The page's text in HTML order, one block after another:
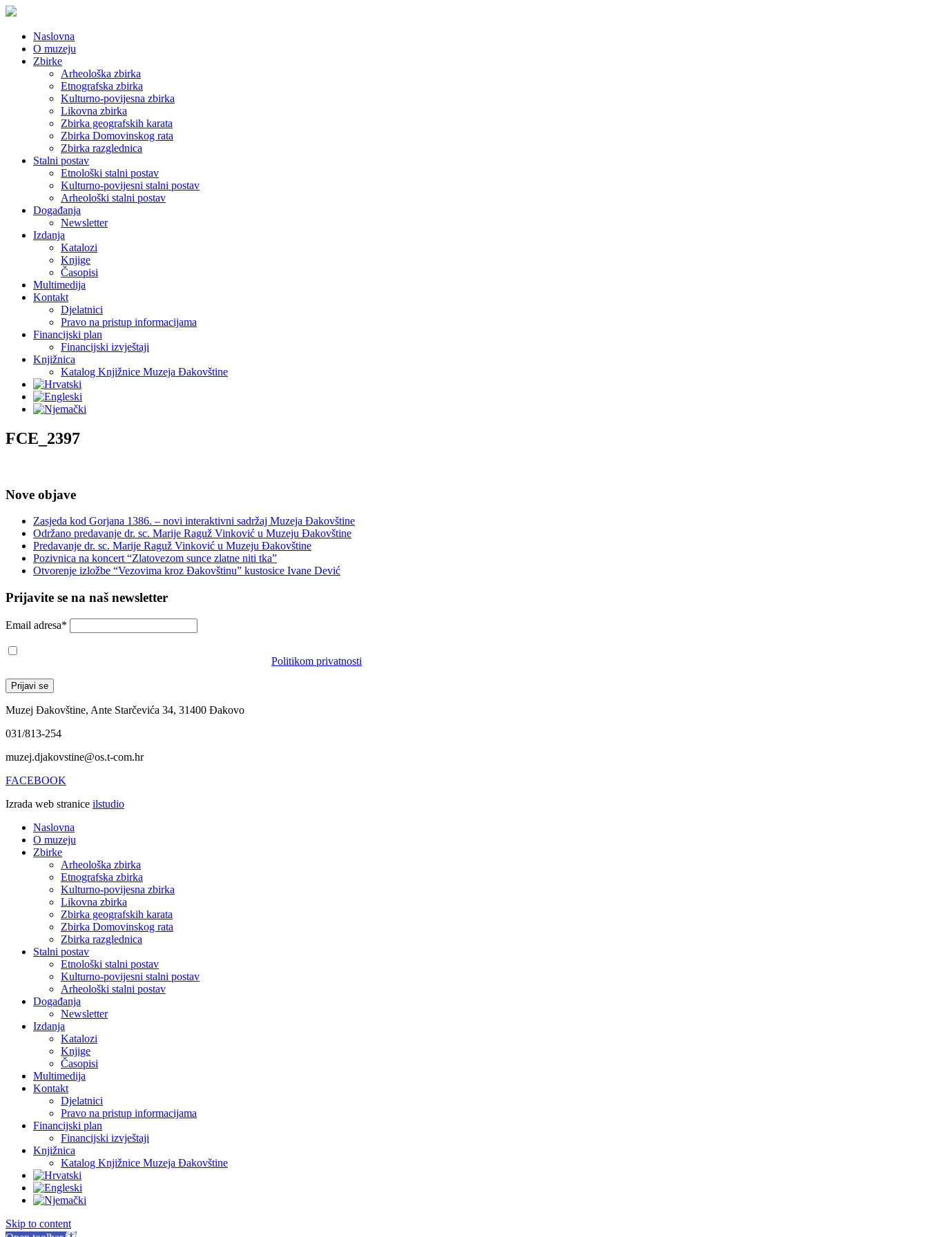
Naslovna
O muzeju
Zbirke
Arheološka zbirka
Etnografska zbirka
Kulturno-povijesna zbirka
Likovna zbirka
Zbirka geografskih karata
Zbirka Domovinskog rata
Zbirka razglednica
Stalni postav
Etnološki stalni postav
Kulturno-povijesni stalni postav
Arheološki stalni postav
Događanja
Newsletter
Izdanja
Katalozi
Knjige
Časopisi
Multimedija
Kontakt
Djelatnici
Pravo na pristup informacijama
Financijski plan
Financijski izvještaji
Knjižnica
Katalog Knjižnice Muzeja Đakovštine
FCE_2397
Nove objave
Zasjeda kod Gorjana 1386. – novi interaktivni sadržaj Muzeja Đakovštine
Održano predavanje dr. sc. Marije Raguž Vinković u Muzeju Đakovštine
Predavanje dr. sc. Marije Raguž Vinković u Muzeju Đakovštine
Pozivnica na koncert “Zlatovezom sunce zlatne niti tka”
Otvorenje izložbe “Vezovima kroz Đakovštinu” kustosice Ivane Dević
Prijavite se na naš newsletter
Email adresa*
Politikom privatnosti
Muzej Đakovštine, Ante Starčevića 34, 31400 Đakovo
031/813-254
muzej.djakovstine@os.t-com.hr
FACEBOOK
Izrada web stranice ilstudio
Naslovna
O muzeju
Zbirke
Arheološka zbirka
Etnografska zbirka
Kulturno-povijesna zbirka
Likovna zbirka
Zbirka geografskih karata
Zbirka Domovinskog rata
Zbirka razglednica
Stalni postav
Etnološki stalni postav
Kulturno-povijesni stalni postav
Arheološki stalni postav
Događanja
Newsletter
Izdanja
Katalozi
Knjige
Časopisi
Multimedija
Kontakt
Djelatnici
Pravo na pristup informacijama
Financijski plan
Financijski izvještaji
Knjižnica
Katalog Knjižnice Muzeja Đakovštine
Skip to content